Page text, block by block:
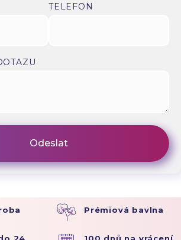
TELEFON
Prémiová bavlna